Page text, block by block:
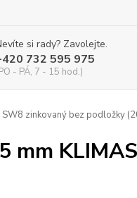
si rady? Zavolejte.
732 595 975
- PÁ, 7 - 15 hod.)
zinkovaný bez podložky
mm